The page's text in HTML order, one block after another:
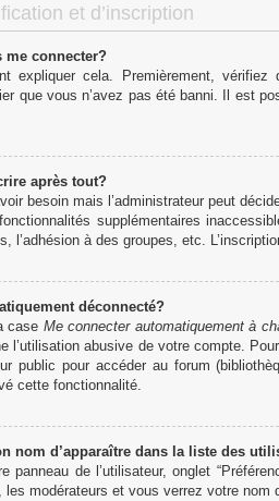
et d’inscription
me connecter?
expliquer cela. Premièrement,
que vous n’avez pas été banni. Il est
après tout?
besoin mais l’administrateur peut
supplémentaires
l’adhésion à des groupes, etc.
déconnecté?
case Me connecter automatiquement à
l’utilisation abusive de votre compte.
public pour accéder au forum
cette fonctionnalité.
nom d’apparaître dans la liste des
panneau de l’utilisateur, onglet
modérateurs et vous verrez votre